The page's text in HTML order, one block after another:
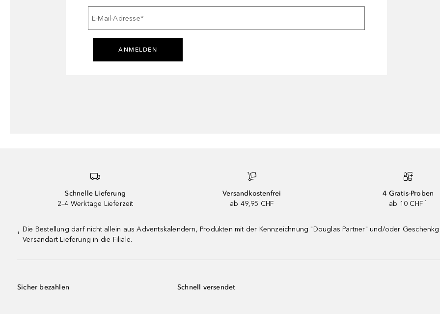
E-Mail-Adresse*
ANMELDEN
Schnelle Lieferung
2–4 Werktage Lieferzeit
Versandkostenfrei
ab 49,95 CHF
4 Gratis-Proben
ab 10 CHF ¹
¹
Die Bestellung darf nicht allein aus Adventskalendern, Produkten mit der Kennzeichnung "Douglas Partner" und/oder
Versandart Lieferung in die Filiale.
Sicher bezahlen Schnell versendet